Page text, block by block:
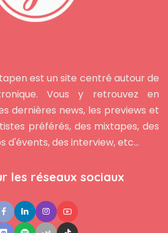
est un site centré autour de
Vous y retrouvez en
dernières news, les previews et
préférés, des mixtapes, des
d'évents, des interview, etc...
les réseaux sociaux